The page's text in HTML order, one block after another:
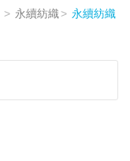
永續紡織 永續紡織